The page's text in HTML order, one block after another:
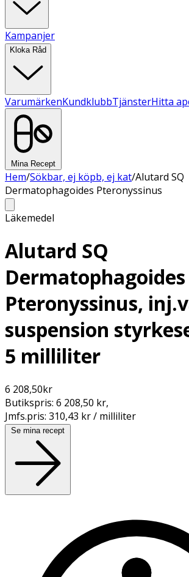
Kampanjer
Kloka Råd
VarumärkenKundklubbTjänsterHitta
Mina Recept
Hem/Sökbar, ej köpb, ej kat/Alutard SQ
Dermatophagoides Pteronyssinus
Läkemedel
Alutard SQ
Dermatophagoides
Pteronyssinus,
suspension
5 milliliter
6 208,50kr
Butikspris: 6 208,50 kr,
Jmfs.pris: 310,43 kr / milliliter
Se mina recept